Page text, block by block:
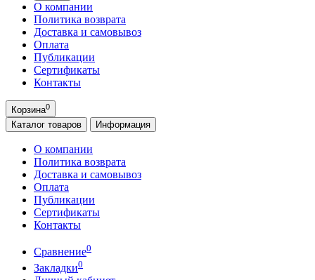
О компании
Политика возврата
Доставка и самовывоз
Оплата
Публикации
Сертификаты
Контакты
Корзина0
Каталог товаров Информация
О компании
Политика возврата
Доставка и самовывоз
Оплата
Публикации
Сертификаты
Контакты
Сравнение0
Закладки0